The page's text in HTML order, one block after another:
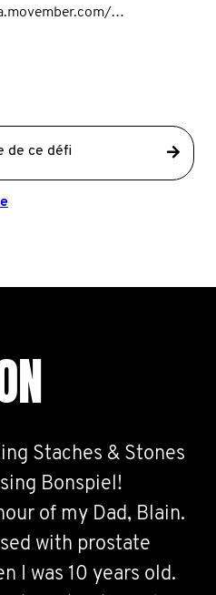
https://ca.movember.com/mospace/network/view/id/53500
de ce défi
Staches & Stones
Bonspiel!
of my Dad, Blain.
with prostate
I was 10 years old.